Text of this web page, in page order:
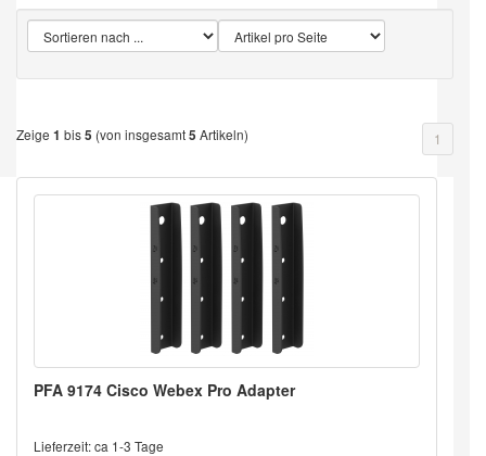
Zeige 1 bis5 (von insgesamt5 Artikeln) 1
PFA 9174 Cisco Webex Pro Adapter
Lieferzeit: ca 1-3 Tage